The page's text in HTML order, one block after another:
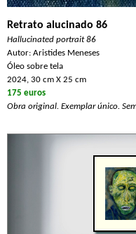
Retrato alucinado 86
Hallucinated portrait 86
Autor: Aristides Meneses
Óleo sobre tela
2024, 30 cm X 25 cm
175 euros
Obra original. Exemplar único.